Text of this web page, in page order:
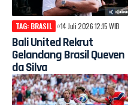
TAG: BRASIL 14 Juli 2026 12:15 WIB
Bali United Rekrut
Gelandang Brasil Queven
da Silva